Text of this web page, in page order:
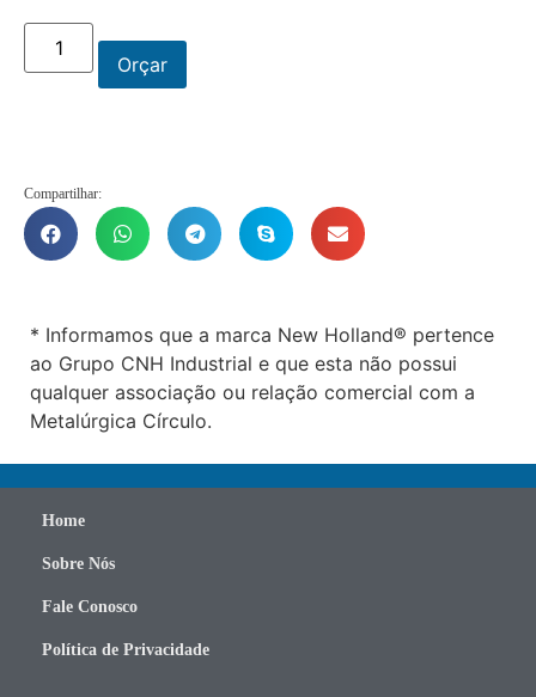
Orçar
Compartilhar:
* Informamos que a marca New Holland® pertence
ao Grupo CNH Industrial e que esta não possui
qualquer associação ou relação comercial com a
Metalúrgica Círculo.
Home
Sobre Nós
Fale Conosco
Política de Privacidade